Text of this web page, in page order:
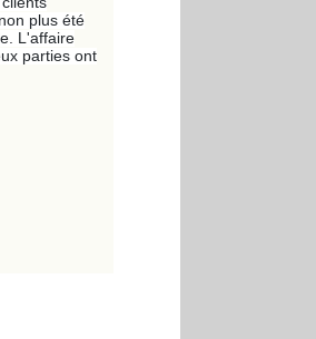
plus été
L'affaire
parties ont